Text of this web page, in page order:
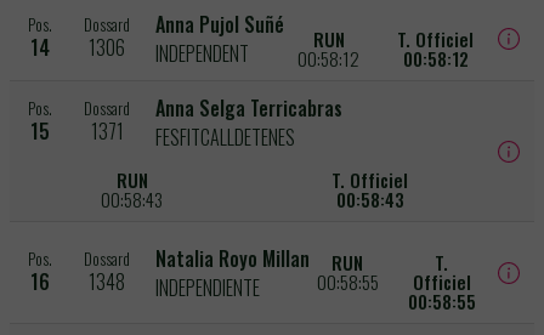
Pos.
14
Dossard
1306
Anna Pujol Suñé
INDEPENDENT
RUN
00:58:12
T. Officiel
00:58:12
Pos.
15
Dossard
1371
Anna Selga Terricabras
FESFITCALLDETENES
RUN
00:58:43
T. Officiel
00:58:43
Pos.
16
Dossard
1348
Natalia Royo Millan
INDEPENDIENTE
RUN
00:58:55
T.
Officiel
00:58:55